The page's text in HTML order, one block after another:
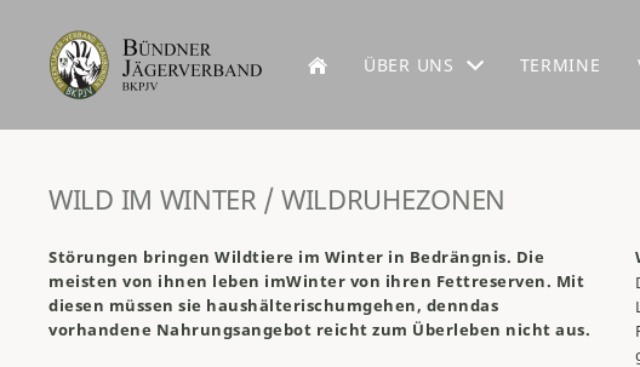
ÜBER UNS TERMINE
WILD IM WINTER / WILDRUHEZONEN
Störungen bringen Wildtiere im Winter in Bedrängnis. Die
meisten von ihnen leben imWinter von ihren Fettreserven. Mit
diesen müssen sie haushälterischumgehen, denndas
vorhandene Nahrungsangebot reicht zum Überleben nicht aus.